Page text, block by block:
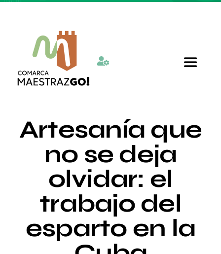
Toggle
Quienes somos
Departamentos
Actualidad
Artesanía que
no se deja
olvidar: el
trabajo del
esparto en la